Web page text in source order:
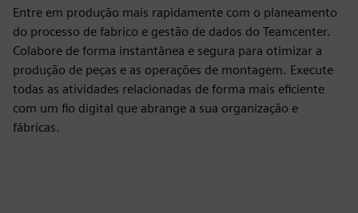
Entre em produção mais rapidamente com o planeamento
do processo de fabrico e gestão de dados do Teamcenter.
Colabore de forma instantânea e segura para otimizar a
produção de peças e as operações de montagem. Execute
todas as atividades relacionadas de forma mais eficiente
com um fio digital que abrange a sua organização e
fábricas.